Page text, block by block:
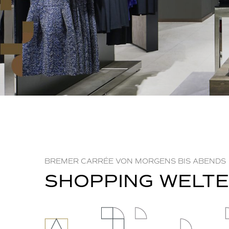
BREMER CARRÉE VON MORGENS BIS ABENDS
SHOPPING